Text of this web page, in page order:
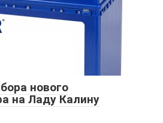
нового
на Ладу Калину